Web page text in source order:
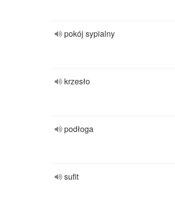
pokój sypialny
krzesło
podłoga
sufit